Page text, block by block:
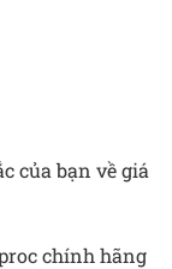
của bạn về giá
chính hãng